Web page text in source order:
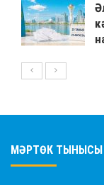
МӘРТӨК ТЫНЫСЫ